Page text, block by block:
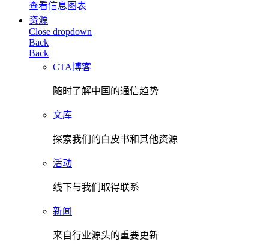
查看信息图表
资源
Close dropdown
Back
Back
CTA博客
随时了解中国的通信趋势
文库
探索我们的白皮书和其他资源
活动
线下与我们取得联系
新闻
来自行业源头的重要更新